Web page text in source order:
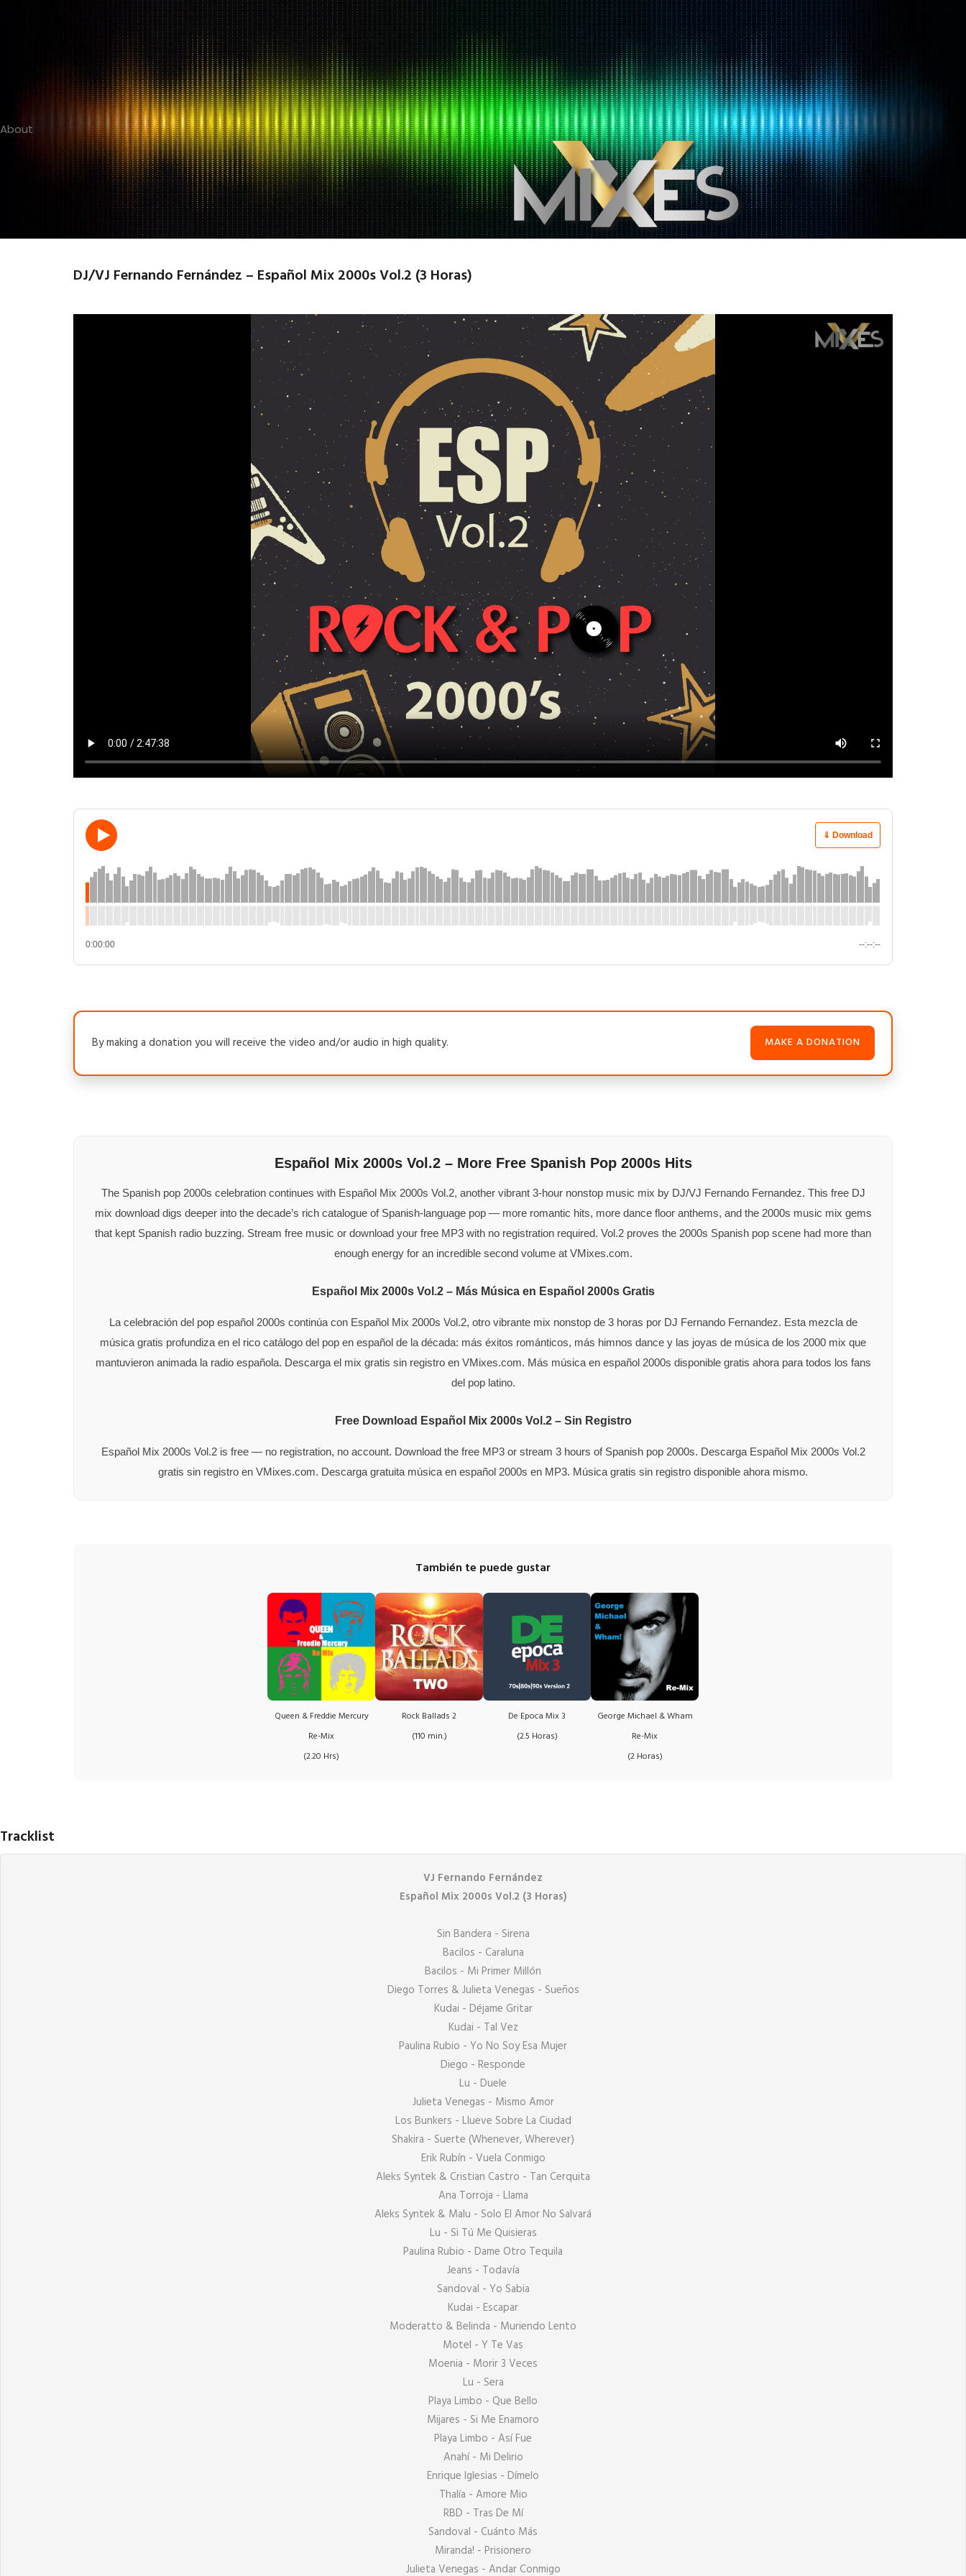
About
DJ/VJ Fernando Fernández – Español Mix 2000s Vol.2 (3 Horas)
⇓ Download
0:00:00 --:--:--
By making a donation you will receive the video and/or audio in high quality. MAKE A DONATION
Español Mix 2000s Vol.2 – More Free Spanish Pop 2000s Hits
The Spanish pop 2000s celebration continues with Español Mix 2000s Vol.2, another vibrant 3-hour nonstop music mix by DJ/VJ Fernando Fernandez. This free DJ
mix download digs deeper into the decade’s rich catalogue of Spanish-language pop — more romantic hits, more dance floor anthems, and the 2000s music mix gems
that kept Spanish radio buzzing. Stream free music or download your free MP3 with no registration required. Vol.2 proves the 2000s Spanish pop scene had more than
enough energy for an incredible second volume at VMixes.com.
Español Mix 2000s Vol.2 – Más Música en Español 2000s Gratis
La celebración del pop español 2000s continúa con Español Mix 2000s Vol.2, otro vibrante mix nonstop de 3 horas por DJ Fernando Fernandez. Esta mezcla de
música gratis profundiza en el rico catálogo del pop en español de la década: más éxitos románticos, más himnos dance y las joyas de música de los 2000 mix que
mantuvieron animada la radio española. Descarga el mix gratis sin registro en VMixes.com. Más música en español 2000s disponible gratis ahora para todos los fans
del pop latino.
Free Download Español Mix 2000s Vol.2 – Sin Registro
Español Mix 2000s Vol.2 is free — no registration, no account. Download the free MP3 or stream 3 hours of Spanish pop 2000s. Descarga Español Mix 2000s Vol.2
gratis sin registro en VMixes.com. Descarga gratuita música en español 2000s en MP3. Música gratis sin registro disponible ahora mismo.
También te puede gustar
Queen & Freddie Mercury
Re-Mix
(2.20 Hrs)
Rock Ballads 2
(110 min.)
De Epoca Mix 3
(2.5 Horas)
George Michael & Wham
Re-Mix
(2 Horas)
Tracklist
VJ Fernando Fernández
Español Mix 2000s Vol.2 (3 Horas)
Sin Bandera - Sirena
Bacilos - Caraluna
Bacilos - Mi Primer Millón
Diego Torres & Julieta Venegas - Sueños
Kudai - Déjame Gritar
Kudai - Tal Vez
Paulina Rubio - Yo No Soy Esa Mujer
Diego - Responde
Lu - Duele
Julieta Venegas - Mismo Amor
Los Bunkers - Llueve Sobre La Ciudad
Shakira - Suerte (Whenever, Wherever)
Erik Rubín - Vuela Conmigo
Aleks Syntek & Cristian Castro - Tan Cerquita
Ana Torroja - Llama
Aleks Syntek & Malu - Solo El Amor No Salvará
Lu - Si Tú Me Quisieras
Paulina Rubio - Dame Otro Tequila
Jeans - Todavía
Sandoval - Yo Sabia
Kudai - Escapar
Moderatto & Belinda - Muriendo Lento
Motel - Y Te Vas
Moenia - Morir 3 Veces
Lu - Sera
Playa Limbo - Que Bello
Mijares - Si Me Enamoro
Playa Limbo - Así Fue
Anahí - Mi Delirio
Enrique Iglesias - Dímelo
Thalía - Amore Mio
RBD - Tras De Mí
Sandoval - Cuánto Más
Miranda! - Prisionero
Julieta Venegas - Andar Conmigo